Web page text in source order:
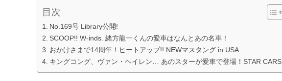
目次
No.169号 Library公開!
SCOOP!! W-inds. 緒方龍一くんの愛車はなんとあの名車！
おかけさまで14周年！ヒートアップ!! NEWマスタング in USA
キングコング、ヴァン・ヘイレン… あのスターが愛車で登場！STAR CARS